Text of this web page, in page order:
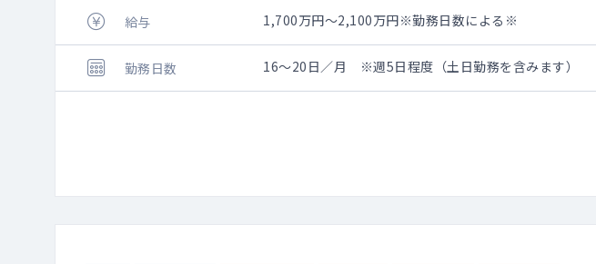
給与 1,700万円～2,100万円※勤務日数による※
勤務日数 16～20日／月 ※週5日程度（土日勤務を含みます）